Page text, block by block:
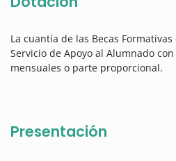
La cuantía de las Becas
Servicio de Apoyo al Alumnado
mensuales o parte proporcional.
Presentación